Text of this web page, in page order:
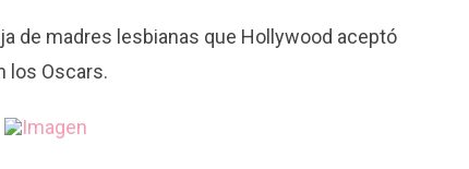
de madres lesbianas que Hollywood aceptó
los Oscars.